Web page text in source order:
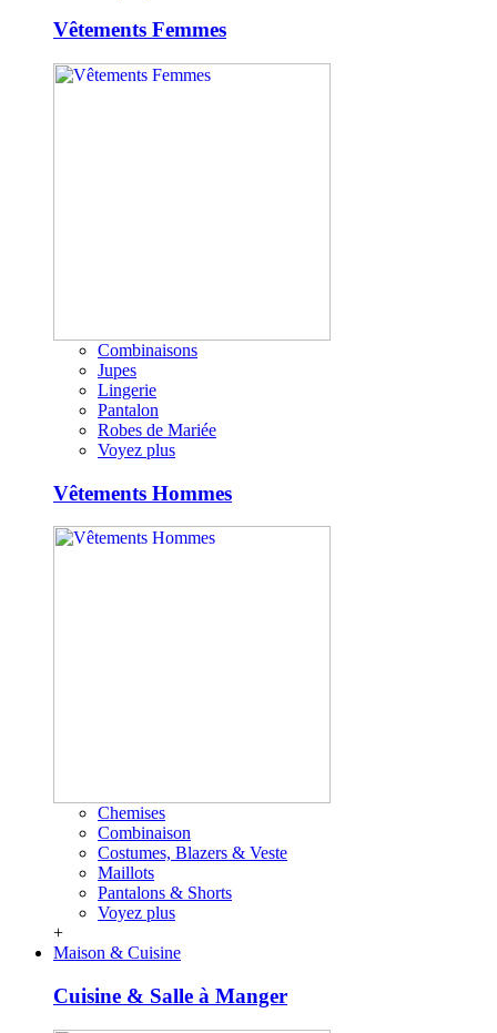
Vêtements Femmes
Combinaisons
Jupes
Lingerie
Pantalon
Robes de Mariée
Voyez plus
Vêtements Hommes
Chemises
Combinaison
Costumes, Blazers & Veste
Maillots
Pantalons & Shorts
Voyez plus
+
Maison & Cuisine
Cuisine & Salle à Manger